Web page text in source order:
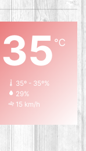
35℃
35º - 35º%
29%
15 km/h